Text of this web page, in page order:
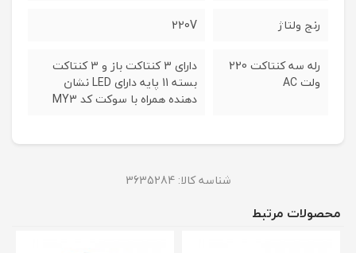
رنج ولتاژ 220V
رله سه کنتاکت 220
ولت AC
دارای 3 کنتاکت باز و 3 کنتاکت
بسته 11 پایه دارای LED نشان
دهنده همراه با سوکت کد MY3
شناسه کالا: 3635284
محصولات مرتبط